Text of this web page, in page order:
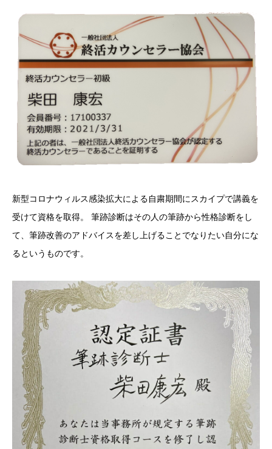
新型コロナウィルス感染拡大による自粛期間にスカイプで講義を
受けて資格を取得。 筆跡診断はその人の筆跡から性格診断をし
て、筆跡改善のアドバイスを差し上げることでなりたい自分にな
るというものです。